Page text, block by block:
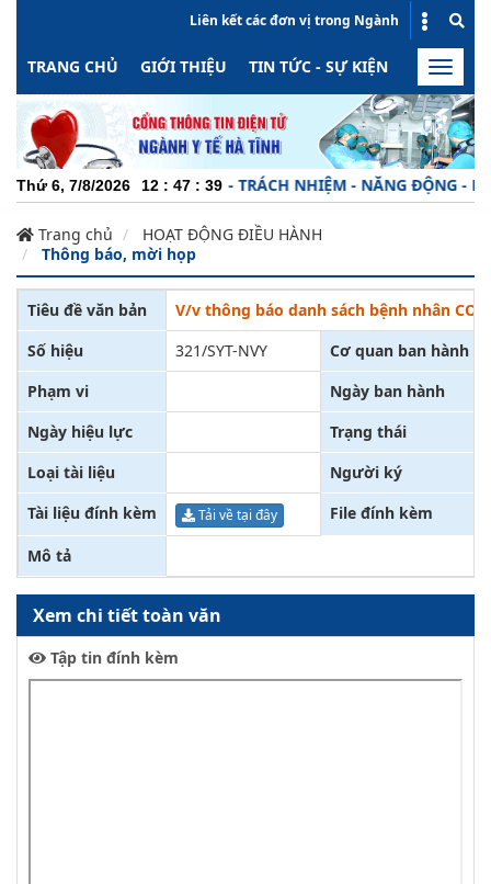
Liên kết các đơn vị trong Ngành
TRANG CHỦ GIỚI THIỆU TIN TỨC - SỰ KIỆN HOẠT
Toggle
Thứ 6, 7/8/2026 12 : 47 : 39
CHUYÊN NGHIỆP - TRÁCH NHIỆM - NĂNG ĐỘNG -
Trang chủ
HOẠT ĐỘNG ĐIỀU HÀNH
Thông báo, mời họp
Tiêu đề văn bản
V/v thông báo danh sách bệnh nhân
Số hiệu
321/SYT-NVY
Cơ quan ban hành
Phạm vi
Ngày ban hành
Ngày hiệu lực
Trạng thái
Loại tài liệu
Người ký
Tài liệu đính kèm
Tải về tại đây File đính kèm
Mô tả
Xem chi tiết toàn văn
Tập tin đính kèm